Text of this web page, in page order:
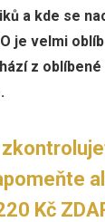
a kde se
je velmi
z
Kč